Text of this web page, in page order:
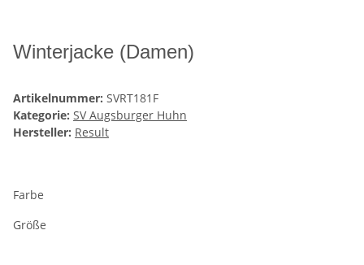
Winterjacke (Damen)
Artikelnummer: SVRT181F
Kategorie: SV Augsburger Huhn
Hersteller: Result
Farbe
Größe